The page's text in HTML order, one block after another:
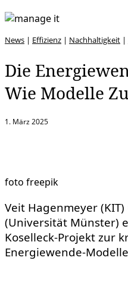
News | Effizienz | Nachhaltigkeit |
Die
Wie Modelle
1. März 2025
foto freepik
Veit Hagenmeyer
(Universität Münster)
Koselleck-Projekt zur
Energiewende-